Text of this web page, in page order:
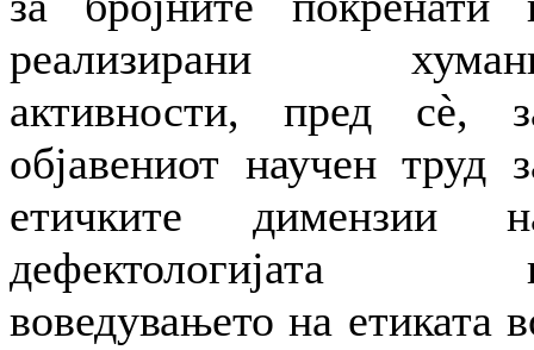
реализирани
активности, пред сѐ,
објавениот научен труд
етичките димензии
дефектологијата
воведувањето на етиката